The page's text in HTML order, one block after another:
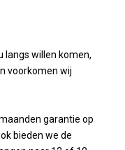
langs willen komen,
voorkomen wij
garantie op
bieden we de